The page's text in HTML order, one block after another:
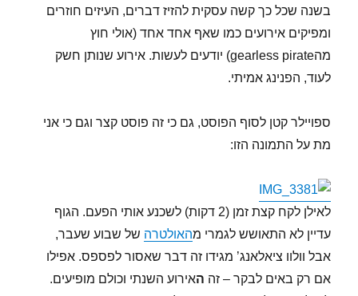
בשנה שכל כך קשה עסקית להזיז דברים, העיזים חוזרים
ומפיקים אירועים כמו שאף אחד אחד (אולי חוץ
מהgearless pirate) יודעים לעשות. אירוע שנותן חשק
לעוד, הפנינג אמיתי.
ספויילר קטן לסוף הפוסט, גם כי זה פוסט קצר וגם כי אני
מת על התמונה הזו:
לאילן לקח קצת זמן (2 דקות) לשכנע אותי הפעם. הגוף
עדיין לא התאושש לגמרי מהאולטרה של שבוע שעבר,
אבל וולוו ציאלאנג’ מגידו זה דבר שאסור לפספס. אפילו
אם רק באים לבקר – זה האירוע השנתי וכולם מופיעים.